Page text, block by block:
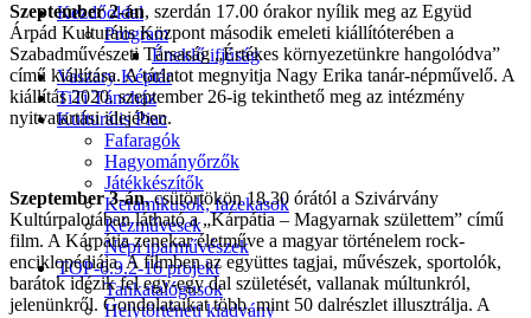
Kezdőoldal
Program
Éneklő ifjúság
Vaszary Képtár
TiTi Táncház
Kulturális Piac
Fafaragók
Hagyományőrzők
Játékkészítők
Keramikusok, fazekasok
Kézművesek
Népi iparművészek
TOP-6.9.2-16 projekt
Tankatalógusok
Helytörténeti kiadvány
Szeptember 2-án, szerdán 17.00 órakor nyílik meg az Együd
Árpád Kulturális Központ második emeleti kiállítóterében a
Szabadművészeti Társaság „Értékes környezetünkre hangolódva”
című kiállítása. A tárlatot megnyitja Nagy Erika tanár-népművelő. A
kiállítás 2020. szeptember 26-ig tekinthető meg az intézmény
nyitvatartási idejében.
Szeptember 3-án, csütörtökön 18.30 órától a Szivárvány
Kultúrpalotában látható a „Kárpátia – Magyarnak születtem” című
film. A Kárpátia zenekar életműve a magyar történelem rock-
enciklopédiája. A filmben az együttes tagjai, művészek, sportolók,
barátok idézik fel egy-egy dal születését, vallanak múltunkról,
jelenünkről. Gondolataikat több, mint 50 dalrészlet illusztrálja. A